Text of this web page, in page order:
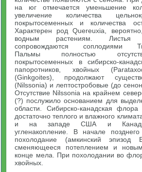
на юг отмечается уменьшение
увеличение количества
покрытосеменных и количества
Характерен род Quereuxia,
водным растениям. Листья
сопровождаются соплодиями
Пальмы полностью
покрытосеменных в сибирско-
папоротников, хвойных
(Ginkgoites), продолжают
(Nilssonia) и лептостробовые (до
Отсутствие Nilssonia на крайнем
(?) послужило основанием для
области. Сибирско-канадская
достаточно теплого и влажного
и на западе США и Канады
угленакопление. В начале
похолодание (амкинский
сменяющееся потеплением и
конце мела. При похолодании во
хвойных.